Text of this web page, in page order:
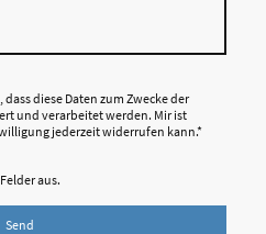
diese Daten zum Zwecke der
und verarbeitet werden. Mir ist
jederzeit widerrufen kann.*
aus.
Send